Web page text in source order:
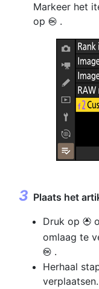
Markeer het
op J .
Plaats het
Druk op 1
omlaag te
J .
Herhaal
verplaatsen.